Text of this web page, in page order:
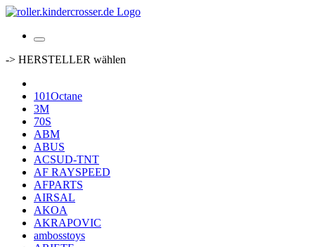
-> HERSTELLER wählen
101Octane
3M
70S
ABM
ABUS
ACSUD-TNT
AF RAYSPEED
AFPARTS
AIRSAL
AKOA
AKRAPOVIC
ambosstoys